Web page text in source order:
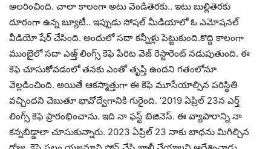
అలరించింది. చాలా కాలంగా అటు వెండితెరకు.. ఇటు బుల్లితెరకు
దూరంగా ఉన్న బ్యూటీ.. ఇప్పుడు సోషల్ మీడియాలో ఓ ఎమోషనల్
వీడియో షేర్ చేసింది. అందులో సదా కన్నీళ్లు పెట్టుకుంది.కొద్ది కాలంగా
ముంబైలో సదా ఎఱ్త్ లింగ్స్ కెఫె పేరిట వెజ్ రెస్టారెంట్ నడుపుతుంది. ఈ
కెఫె చూసుకోవడంలో తనకు ఎంతో తృప్తి ఉందని గతంలోనూ
వెల్లడించింది. అయితే ఆకస్మాత్తుగా ఈ కెఫె మూసేయాల్సిన పరిస్థితి
వచ్చిందని చెబుతూ భావోద్వేగానికి గురైంది. ‘2019 ఏప్రిల్ 23న ఎర్త్
లింగ్స్ కెఫె ప్రారంభించాను. ఇది నా ఫస్ట్ బిజినెస్. ఈ వ్యాపారాన్ని నా
కన్నబిడ్డాలా చూసుకున్నారు. 2023 ఏప్రిల్ 23 నాకు బాధను మిగిల్చిన